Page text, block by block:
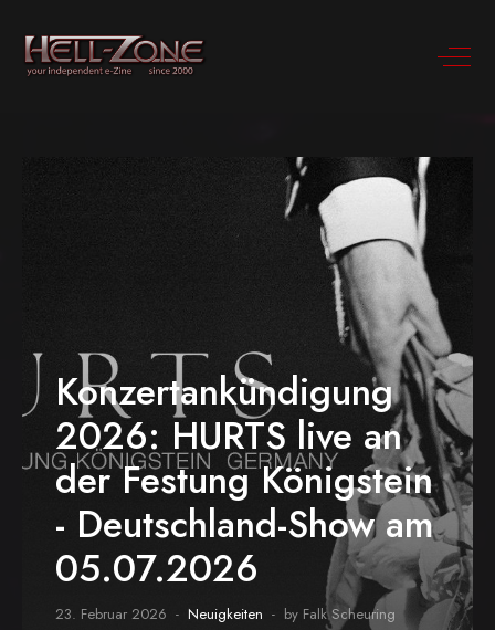
Konzertankündigung
2026: HURTS live an
der Festung Königstein
- Deutschland-Show am
05.07.2026
23. Februar 2026 Neuigkeiten by Falk Scheuring